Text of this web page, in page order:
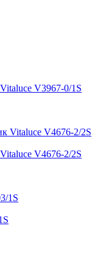
V3967-0/1S
V4676-2/2S